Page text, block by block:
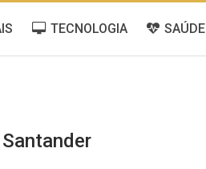
TECNOLOGIA SAÚDE